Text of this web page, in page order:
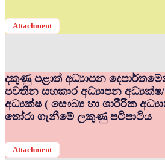
Attachment
දකුණු පළාත් අධ්‍යාපන
පවතින සහකාර අධ්‍යාපන
අධ්‍යක්ෂ ( සෞඛ්‍ය හා ශාරීරික
තෝරා ගැනීමේ ලකුණු පටිපාටිය
Attachment